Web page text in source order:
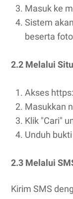
Masuk ke
Sistem
beserta
2.2 Melalui
Akses
Masukkan
Klik "Cari"
Unduh
2.3 Melalui
Kirim SMS